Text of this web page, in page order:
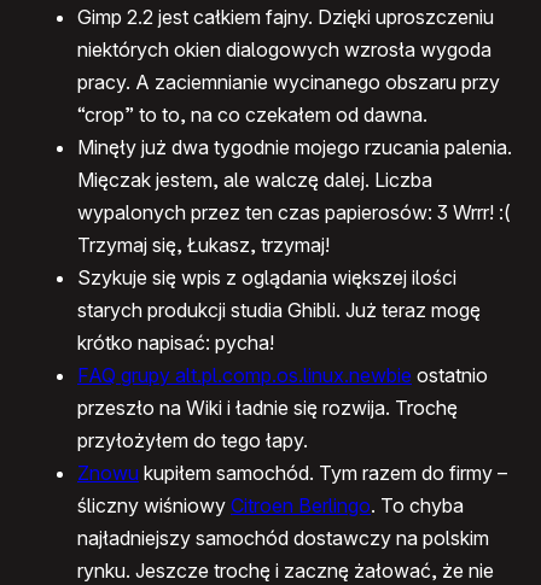
Gimp 2.2 jest całkiem fajny. Dzięki uproszczeniu
niektórych okien dialogowych wzrosła wygoda
pracy. A zaciemnianie wycinanego obszaru przy
“crop” to to, na co czekałem od dawna.
Minęły już dwa tygodnie mojego rzucania palenia.
Mięczak jestem, ale walczę dalej. Liczba
wypalonych przez ten czas papierosów: 3 Wrrr! :(
Trzymaj się, Łukasz, trzymaj!
Szykuje się wpis z oglądania większej ilości
starych produkcji studia Ghibli. Już teraz mogę
krótko napisać: pycha!
FAQ grupy alt.pl.comp.os.linux.newbie ostatnio
przeszło na Wiki i ładnie się rozwija. Trochę
przyłożyłem do tego łapy.
Znowu kupiłem samochód. Tym razem do firmy –
śliczny wiśniowy Citroen Berlingo. To chyba
najładniejszy samochód dostawczy na polskim
rynku. Jeszcze trochę i zacznę żałować, że nie